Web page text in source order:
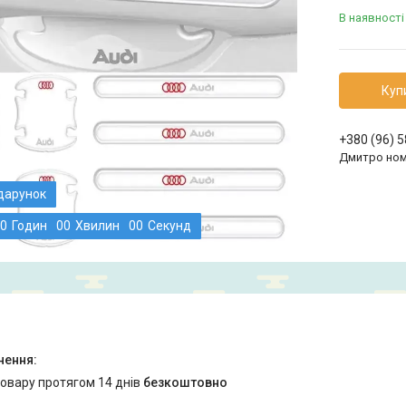
0 Годин 00 Хвилин 00 Секунд
В наявності
+380 (96)
Дмитро
протягом 14 днів безкоштовно